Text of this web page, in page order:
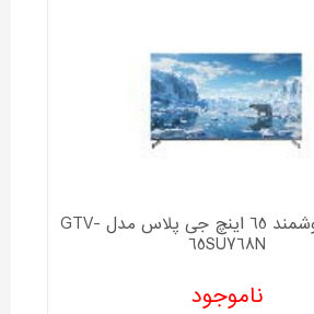
تلویزیون هوشمند 65 اینچ جی پلاس مدل GTV-
65SU768N
ناموجود